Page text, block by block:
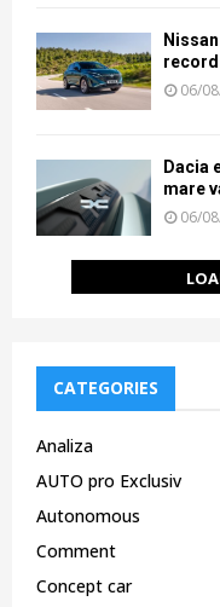
record
06/
Dacia
mare
06/
CATEGORIES
Analiza
AUTO pro Exclusiv
Autonomous
Comment
Concept car